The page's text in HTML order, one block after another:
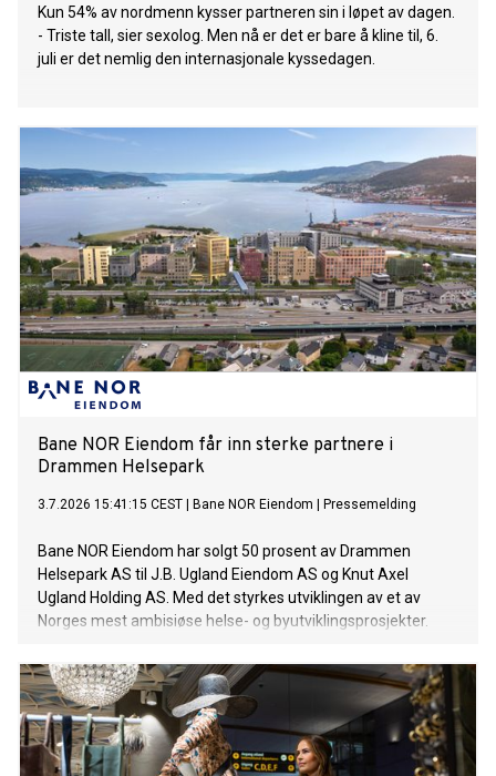
Kun 54% av nordmenn kysser partneren sin i løpet av dagen.
- Triste tall, sier sexolog. Men nå er det er bare å kline til, 6.
juli er det nemlig den internasjonale kyssedagen.
Bane NOR Eiendom får inn sterke partnere i
Drammen Helsepark
3.7.2026 15:41:15 CEST Bane NOR Eiendom Pressemelding
Bane NOR Eiendom har solgt 50 prosent av Drammen
Helsepark AS til J.B. Ugland Eiendom AS og Knut Axel
Ugland Holding AS. Med det styrkes utviklingen av et av
Norges mest ambisiøse helse- og byutviklingsprosjekter.